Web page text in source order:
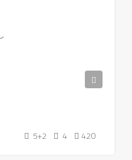
5+2 4 420